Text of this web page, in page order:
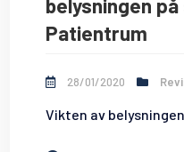
Patientrum
28/01/2020
Vikten av